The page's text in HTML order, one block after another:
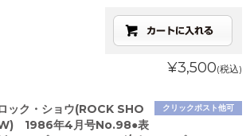
¥3,500(税込)
クリックポスト他可
ック・ショウ(ROCK SHO
1986年4月号No.98●表